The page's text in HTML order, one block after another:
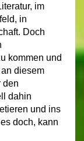
im
in
Doch
kommen und
diesem
den
dahin
und ins
doch, kann